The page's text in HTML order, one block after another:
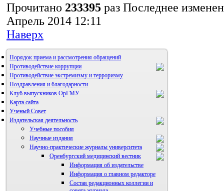
Прочитано 233395 раз Последнее
Апрель 2014 12:11
Наверх
Порядок приема и рассмотрения обращений
Противодействие коррупции
Противодействие экстремизму и терроризму
Поздравления и благодарности
Клуб выпускников ОрГМУ
Карта сайта
Ученый Совет
Издательская деятельность
Учебные пособия
Научные издания
Научно-практические журналы университета
Оренбургский медицинский вестник
Информация об издательстве
Информация о главном редакторе
Состав редакционных коллегии и